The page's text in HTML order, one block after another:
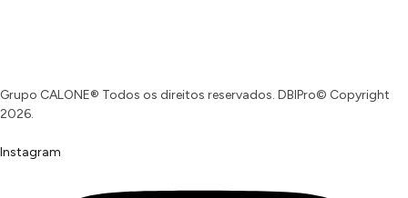
Grupo CALONE® Todos os direitos reservados. DBIPro© Copyright
2026.
Instagram